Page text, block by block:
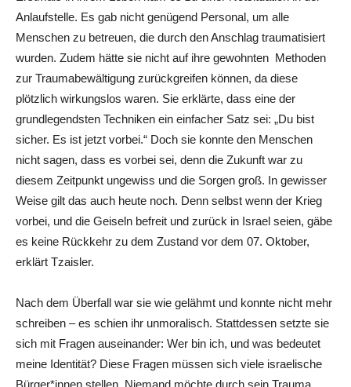
Anlaufstelle. Es gab nicht genügend Personal, um alle
Menschen zu betreuen, die durch den Anschlag traumatisiert
wurden. Zudem hätte sie nicht auf ihre gewohnten Methoden
zur Traumabewältigung zurückgreifen können, da diese
plötzlich wirkungslos waren. Sie erklärte, dass eine der
grundlegendsten Techniken ein einfacher Satz sei: „Du bist
sicher. Es ist jetzt vorbei.“ Doch sie konnte den Menschen
nicht sagen, dass es vorbei sei, denn die Zukunft war zu
diesem Zeitpunkt ungewiss und die Sorgen groß. In gewisser
Weise gilt das auch heute noch. Denn selbst wenn der Krieg
vorbei, und die Geiseln befreit und zurück in Israel seien, gäbe
es keine Rückkehr zu dem Zustand vor dem 07. Oktober,
erklärt Tzaisler.
Nach dem Überfall war sie wie gelähmt und konnte nicht mehr
schreiben – es schien ihr unmoralisch. Stattdessen setzte sie
sich mit Fragen auseinander: Wer bin ich, und was bedeutet
meine Identität? Diese Fragen müssen sich viele israelische
Bürger*innen stellen. Niemand möchte durch sein Trauma